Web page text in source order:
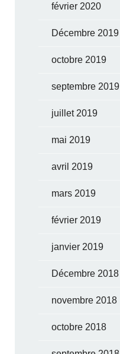
février 2020
Décembre 2019
octobre 2019
septembre 2019
juillet 2019
mai 2019
avril 2019
mars 2019
février 2019
janvier 2019
Décembre 2018
novembre 2018
octobre 2018